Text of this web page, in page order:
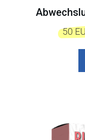
50